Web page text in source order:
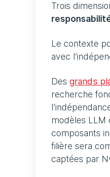
Trois
Le contexte
avec
Des grands
recherche
modèles LLM
composants
filière sera
captées par